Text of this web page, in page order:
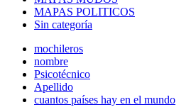
MAPAS POLITICOS
Sin categoría
mochileros
nombre
Psicotécnico
Apellido
cuantos países hay en el mundo